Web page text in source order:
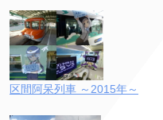
区間阿呆列車 ～2015年～